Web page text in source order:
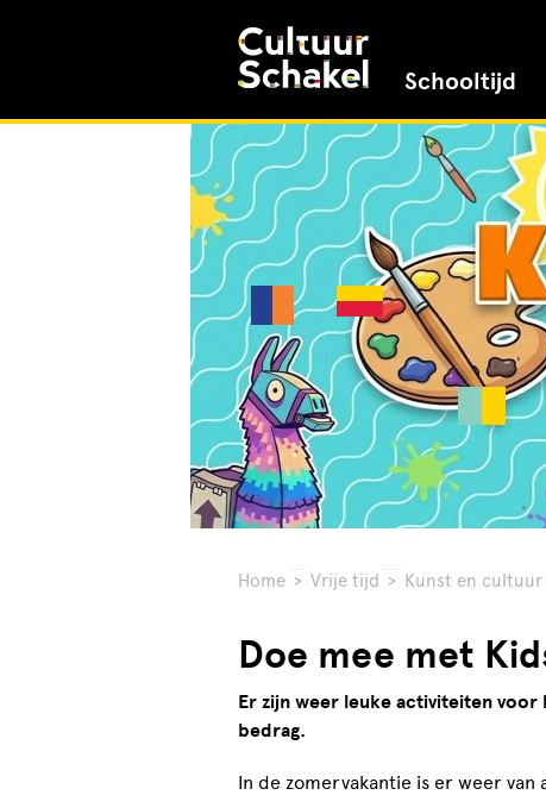
Schooltijd
Home > Vrije tijd > Kunst en
Doe mee met
Er zijn weer leuke activiteiten voor
bedrag.
In de zomervakantie is er weer